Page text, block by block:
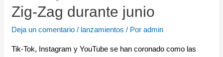
Zig-Zag durante junio
Deja un comentario / lanzamientos / Poradmin
Tik-Tok, Instagram y YouTube se han coronado como las